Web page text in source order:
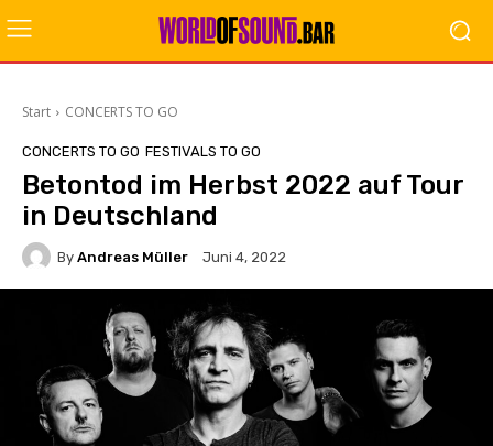
Start CONCERTS TO GO
CONCERTS TO GO FESTIVALS TO GO
Betontod im Herbst 2022 auf Tour
in Deutschland
By Andreas Müller Juni 4, 2022